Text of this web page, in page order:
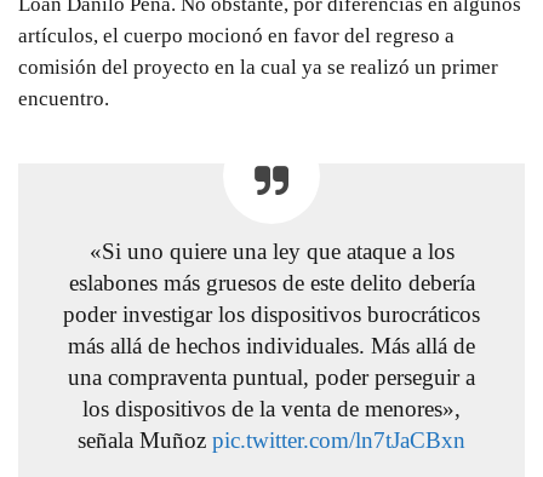
Loan Danilo Peña. No obstante, por diferencias en algunos
artículos, el cuerpo mocionó en favor del regreso a
comisión del proyecto en la cual ya se realizó un primer
encuentro.
«Si uno quiere una ley que ataque a los
eslabones más gruesos de este delito debería
poder investigar los dispositivos burocráticos
más allá de hechos individuales. Más allá de
una compraventa puntual, poder perseguir a
los dispositivos de la venta de menores»,
señala Muñoz pic.twitter.com/ln7tJaCBxn